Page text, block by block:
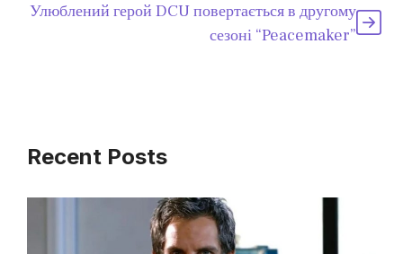
Улюблений герой DCU повертається в другому
сезоні “Peacemaker”
Recent Posts